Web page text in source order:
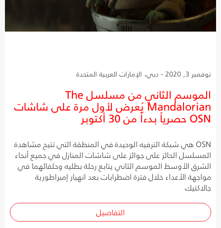
نوفمبر 3, 2020 - دبي، الإمارات العربية المتحدة
الموسم الثاني من مسلسل The
Mandalorian يُعرض لأول مرة على شاشات
OSN حصرياً بدءاً من 30 أكتوبر
OSN هي شبكة الترفيه الوحيدة في المنطقة التي تتيح مشاهدة
المسلسل الحائز على جوائز على شاشات المنازل في جميع أنحاء
الشرق الأوسط الموسم الثاني يتابع رحلة بطليه وحلفائهما في
مواجهة الأعداء خلال فترة اضطرابات بعد انهيار إمبراطورية
جالاكتيك
التفاصيل